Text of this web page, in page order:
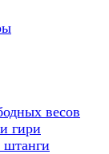
весов
гири
штанги